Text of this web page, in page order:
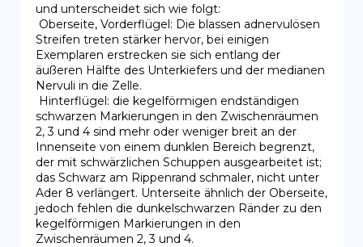
und unterscheidet sich wie folgt:
Streifen treten stärker hervor, bei einigen
Exemplaren erstrecken sie sich entlang der
äußeren Hälfte des Unterkiefers und der medianen
Nervuli in die Zelle.
schwarzen Markierungen in den Zwischenräumen
2, 3 und 4 sind mehr oder weniger breit an der
Innenseite von einem dunklen Bereich begrenzt,
der mit schwärzlichen Schuppen ausgearbeitet ist;
das Schwarz am Rippenrand schmaler, nicht unter
Ader 8 verlängert. Unterseite ähnlich der Oberseite,
jedoch fehlen die dunkelschwarzen Ränder zu den
kegelförmigen Markierungen in den
Zwischenräumen 2, 3 und 4.